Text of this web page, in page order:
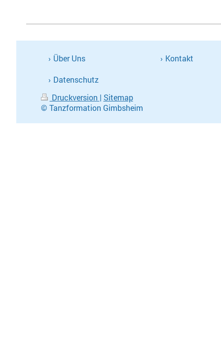
Über Uns Kontakt
Datenschutz
Druckversion | Sitemap
© Tanzformation Gimbsheim